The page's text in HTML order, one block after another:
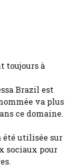
toujours à
Brazil est
va plus
ce domaine.
été utilisée sur
sociaux pour